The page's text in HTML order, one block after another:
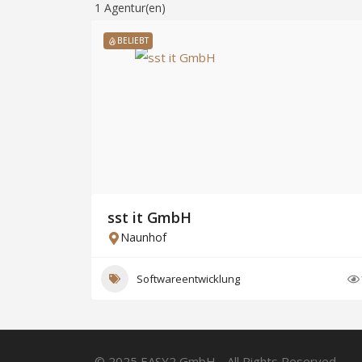
1 Agentur(en)
BELIEBT
sst it GmbH
Naunhof
Softwareentwicklung